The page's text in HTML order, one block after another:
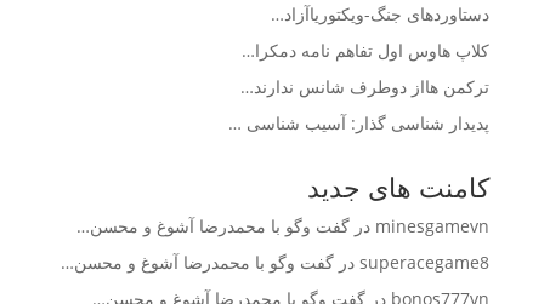
دستاوردهای جنگ-ویکتوریاآزاد…
کلاپ هاوس اول تفاهم نامه دمکرا…
ترکمن هااز دوطرف شانس ندارند…
پدیدار شناسی گذار: آسیب شناسی …
کامنت های جدید
minesgamevn در گفت وگو با محمدرضا آشوغ و محسن…
superacegame8در گفت وگو با محمدرضا آشوغ و محسن…
bonos777vn در گفت وگو با محمدرضا آشوغ و محسن…